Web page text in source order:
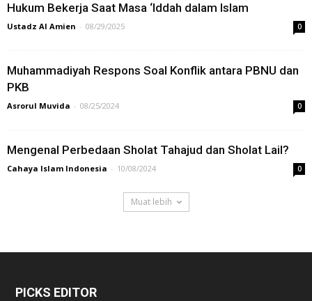
Hukum Bekerja Saat Masa ‘Iddah dalam Islam
Ustadz Al Amien - 08/29/2025 0
Muhammadiyah Respons Soal Konflik antara PBNU dan
PKB
Asrorul Muvida - 08/25/2024 0
Mengenal Perbedaan Sholat Tahajud dan Sholat Lail?
Cahaya Islam Indonesia - 10/08/2024 0
Muat lebih
PICKS EDITOR